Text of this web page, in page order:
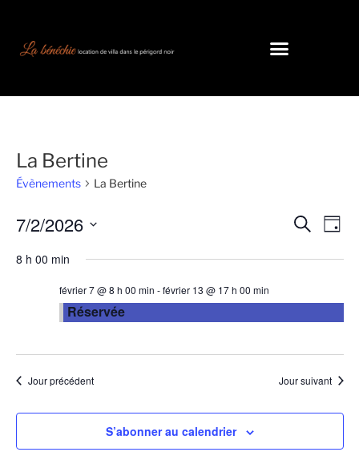
La Bertine
Évènements La Bertine
Recherche
Jour
7/2/2026
une
8 h 00 min
février 7 @ 8 h 00 min -février 13 @ 17 h 00 min
Réservée
Jour précédent Jour suivant
S’abonner au calendrier